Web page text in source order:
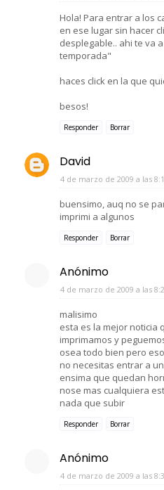
Hola! Para entrar a los
en ese lugar sin hacer
desplegable.. ahi te va
temporada"
haces click en la que
besos!
Responder Borrar
David
4 de marzo de 2009 a las
buensimo, auq no se
imprimi a algunos
Responder Borrar
Anónimo
4 de marzo de 2009 a las
malisimo
esta es la mejor noticia
imprimamos y
osea todo bien pero
no necesitas entrar a
ensima que quedan
nose mas cualquiera
nada que subir
Responder Borrar
Anónimo
4 de marzo de 2009 a las